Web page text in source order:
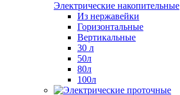
Электрические накопительные
Из нержавейки
Горизонтальные
Вертикальные
30 л
50л
80л
100л